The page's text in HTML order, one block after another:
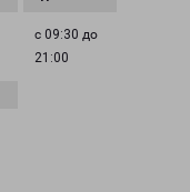
с 09:30 до
21:00